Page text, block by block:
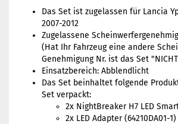
Das Set ist zugelassen für Lancia
2007-2012
Zugelassene
(Hat Ihr Fahrzeug eine andere
Genehmigung Nr. ist das Set
Einsatzbereich: Abblendlicht
Das Set beinhaltet folgende
Set verpackt:
2x NightBreaker H7 LED
2x LED Adapter (64210DA01-1)